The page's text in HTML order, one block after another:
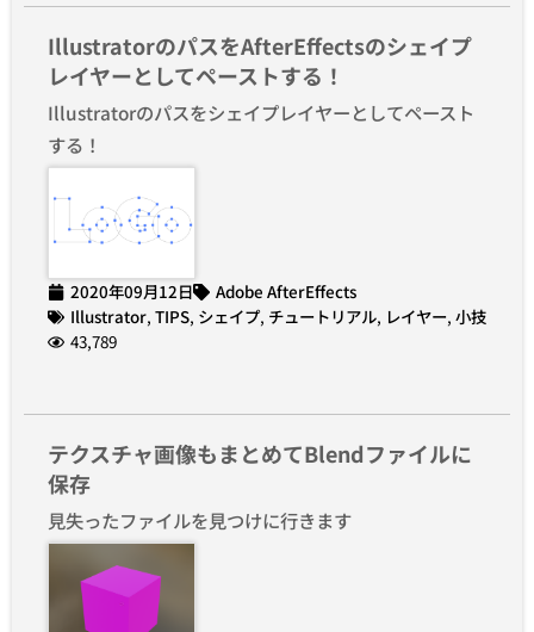
IllustratorのパスをAfterEffectsのシェイプ
レイヤーとしてペーストする！
Illustratorのパスをシェイプレイヤーとしてペースト
する！
2020年09月12日
Adobe AfterEffects
Illustrator, TIPS, シェイプ, チュートリアル, レイヤー, 小技
43,789
テクスチャ画像もまとめてBlendファイルに
保存
見失ったファイルを見つけに行きます